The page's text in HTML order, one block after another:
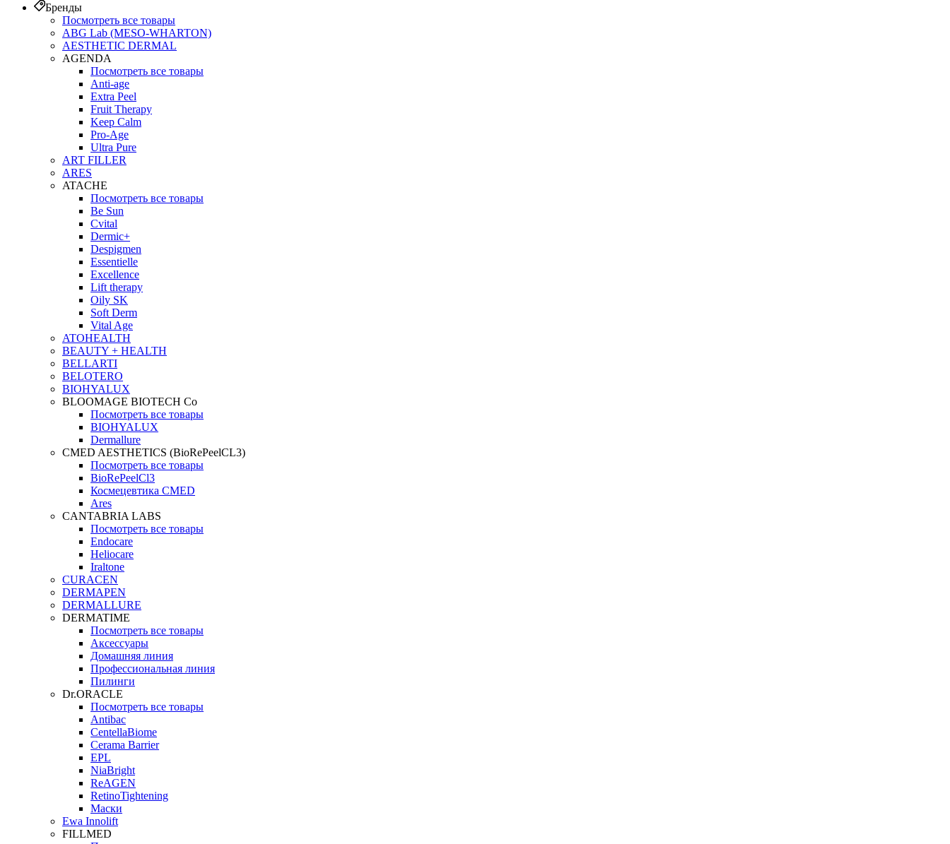
Бренды
Посмотреть все товары
ABG Lab (MESO-WHARTON)
AESTHETIC DERMAL
AGENDA
Посмотреть все товары
Anti-age
Extra Peel
Fruit Therapy
Keep Calm
Pro‑Age
Ultra Pure
ART FILLER
ARES
ATACHE
Посмотреть все товары
Be Sun
Cvital
Dermic+
Despigmen
Essentielle
Excellence
Lift therapy
Oily SK
Soft Derm
Vital Age
ATOHEALTH
BEAUTY + HEALTH
BELLARTI
BELOTERO
BIOHYALUX
BLOOMAGE BIOTECH Co
Посмотреть все товары
BIOHYALUX
Dermallure
CMED AESTHETICS (BioRePeelCL3)
Посмотреть все товары
BioRePeelCl3
Космецевтика CMED
Ares
CANTABRIA LABS
Посмотреть все товары
Endocare
Heliocare
Iraltone
CURACEN
DERMAPEN
DERMALLURE
DERMATIME
Посмотреть все товары
Аксессуары
Домашняя линия
Профессиональная линия
Пилинги
Dr.ORACLE
Посмотреть все товары
Antibac
CentellaBiome
Cerama Barrier
EPL
NiaBright
ReAGEN
RetinoTightening
Маски
Ewa Innolift
FILLMED